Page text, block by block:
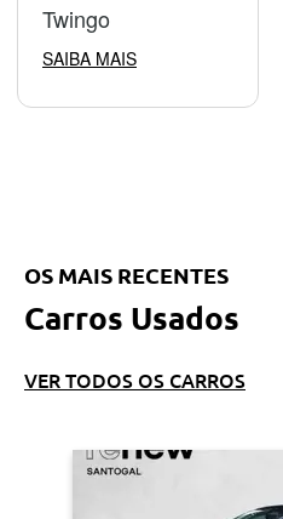
Twingo
SAIBA MAIS
OS MAIS RECENTES
Carros Usados
VER TODOS OS CARROS